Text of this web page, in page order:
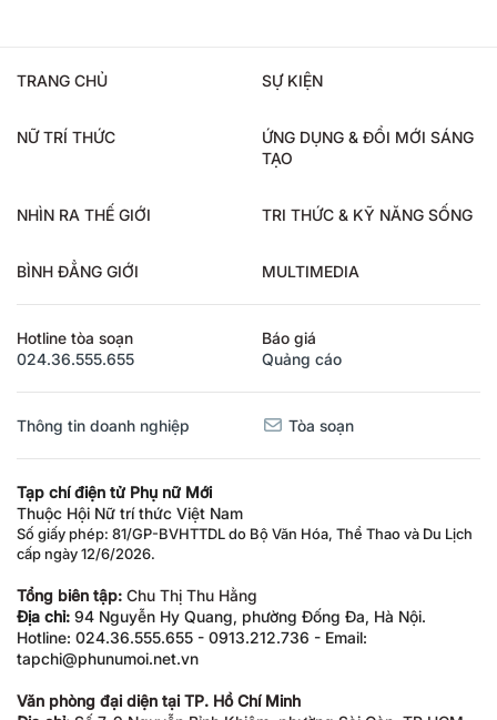
TRANG CHỦ SỰ KIỆN
NỮ TRÍ THỨC
ỨNG DỤNG & ĐỔI MỚI SÁNG
TẠO
NHÌN RA THẾ GIỚI TRI THỨC & KỸ NĂNG SỐNG
BÌNH ĐẲNG GIỚI MULTIMEDIA
Hotline tòa soạn
024.36.555.655
Báo giá
Quảng cáo
Thông tin doanh nghiệp Tòa soạn
Tạp chí điện tử Phụ nữ Mới
Thuộc Hội Nữ trí thức Việt Nam
Số giấy phép: 81/GP-BVHTTDL do Bộ Văn Hóa, Thể Thao và Du Lịch
cấp ngày 12/6/2026.
Tổng biên tập: Chu Thị Thu Hằng
Địa chỉ: 94 Nguyễn Hy Quang, phường Đống Đa, Hà Nội.
Hotline: 024.36.555.655 - 0913.212.736 - Email:
tapchi@phunumoi.net.vn
Văn phòng đại diện tại TP. Hồ Chí Minh